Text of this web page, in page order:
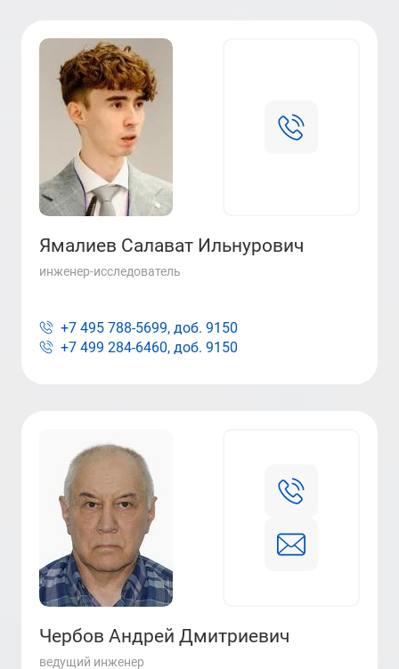
Ямалиев Салават Ильнурович
инженер-исследователь
+7 495 788-5699, доб. 9150
+7 499 284-6460, доб. 9150
Чербов Андрей Дмитриевич
ведущий инженер